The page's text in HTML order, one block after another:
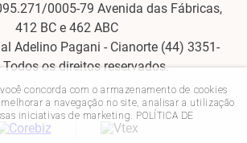
concorda com o armazenamento de cookies
a navegação no site, analisar a utilização
iniciativas de marketing. POLÍTICA DE
0005-79 Avenida das Fábricas,
412 BC e 462 ABC
Adelino Pagani - Cianorte (44) 3351-
Todos os direitos reservados.